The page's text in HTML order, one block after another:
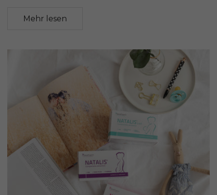
Mehr lesen